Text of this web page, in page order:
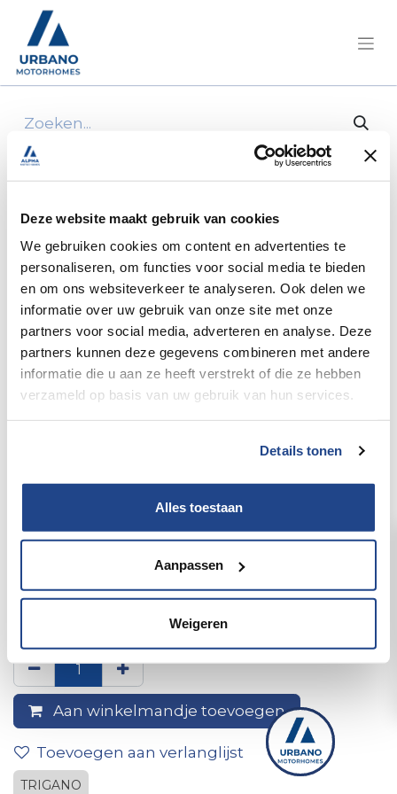
Deze website maakt gebruik van cookies
We gebruiken cookies om content en advertenties te
personaliseren, om functies voor social media te bieden
en om ons websiteverkeer te analyseren. Ook delen we
informatie over uw gebruik van onze site met onze
partners voor social media, adverteren en analyse. Deze
partners kunnen deze gegevens combineren met andere
informatie die u aan ze heeft verstrekt of die ze hebben
verzameld op basis van uw gebruik van hun services.
Details tonen
Alles toestaan
Aanpassen
Weigeren
Alle producten
1 cylinder+2sleutels europa 43 2,5
1 cylinder+2sleutels europa 43
2,5
Aan winkelmandje toevoegen
Toevoegen aan verlanglijst
TRIGANO